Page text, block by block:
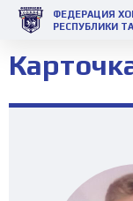
ФЕДЕРАЦИЯ
РЕСПУБЛИКИ